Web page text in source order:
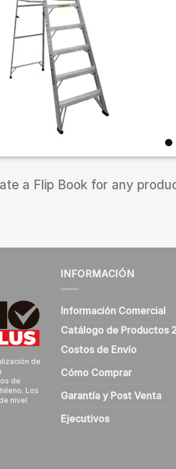
a Flip Book for any
de
de
Los
nivel
INFORMACIÓN
Información Comercial
Catálogo de Productos
Costos de Envío
Cómo Comprar
Garantía y Post Venta
Ejecutivos